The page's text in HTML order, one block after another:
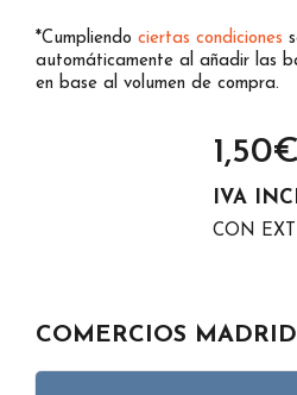
*Cumpliendo ciertas condiciones
automáticamente al añadir las
en base al volumen de compra.
1,50
IVA
CON
COMERCIOS MADRID